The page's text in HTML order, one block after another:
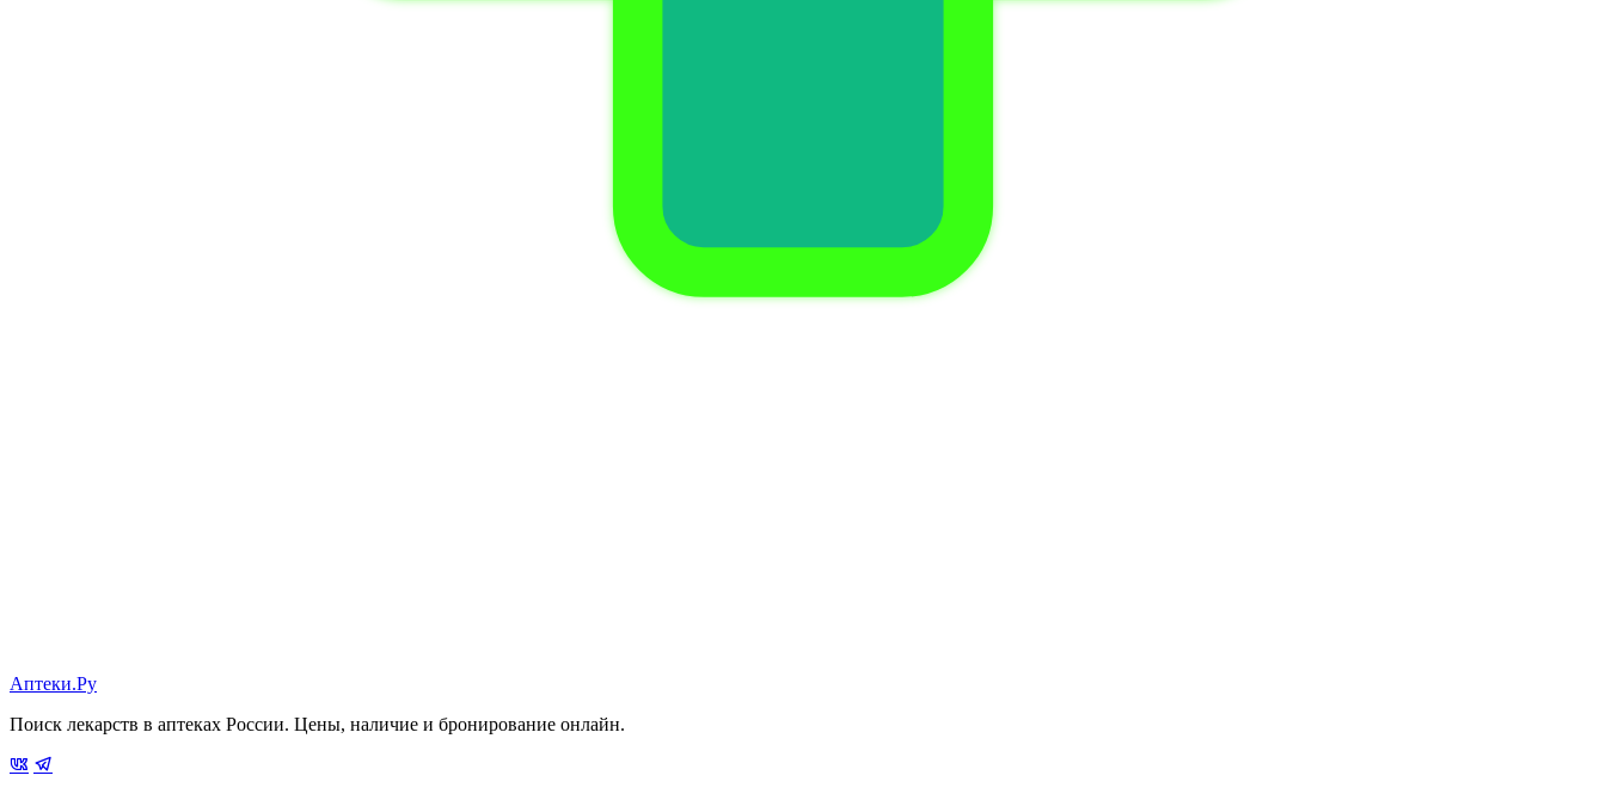
Аптеки.Ру
Поиск лекарств в аптеках России. Цены, наличие и бронирование онлайн.